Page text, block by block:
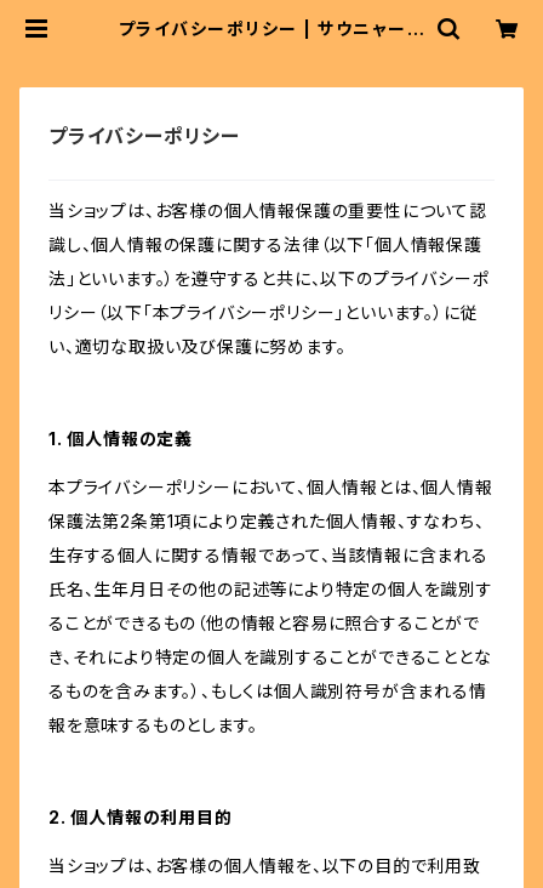
プライバシーポリシー | サウニャーシ
プライバシーポリシー
当ショップは、お客様の個人情報保護の重要性について認
識し、個人情報の保護に関する法律（以下「個人情報保護
法」といいます。）を遵守すると共に、以下のプライバシーポ
リシー（以下「本プライバシーポリシー」といいます。）に従
い、適切な取扱い及び保護に努めます。
1. 個人情報の定義
本プライバシーポリシーにおいて、個人情報とは、個人情報
保護法第2条第1項により定義された個人情報、すなわち、
生存する個人に関する情報であって、当該情報に含まれる
氏名、生年月日その他の記述等により特定の個人を識別す
ることができるもの（他の情報と容易に照合することがで
き、それにより特定の個人を識別することができることとな
るものを含みます。）、もしくは個人識別符号が含まれる情
報を意味するものとします。
2. 個人情報の利用目的
当ショップは、お客様の個人情報を、以下の目的で利用致